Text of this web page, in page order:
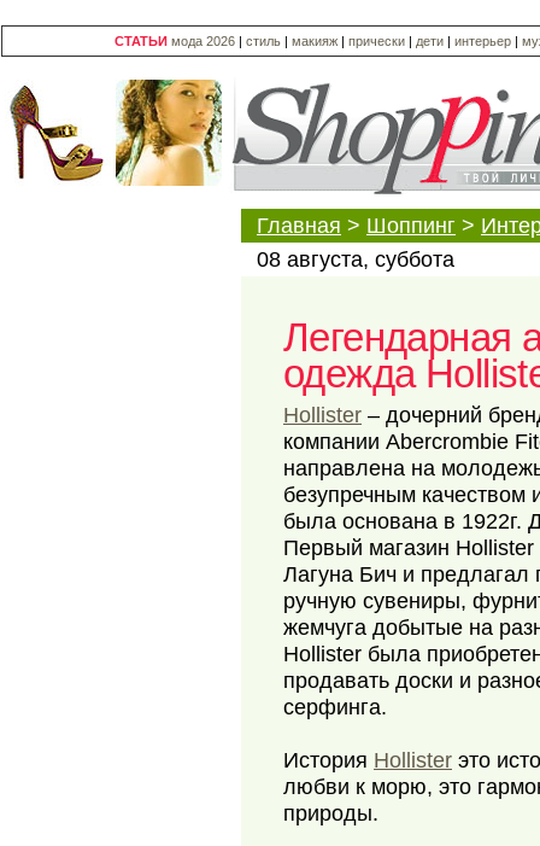
СТАТЬИ мода 2026 | стиль | макияж | прически | дети | интерьер |
Главная > Шоппинг >
08 августа, суббота
Легендарная
одежда
Hollister – дочерний
компании Abercrombie
направлена на
безупречным качеством
была основана в
Первый магазин
Лагуна Бич и предлагал
ручную сувениры,
жемчуга добытые на
Hollister была
продавать доски и
серфинга.
История Hollister это
любви к морю, это
природы.